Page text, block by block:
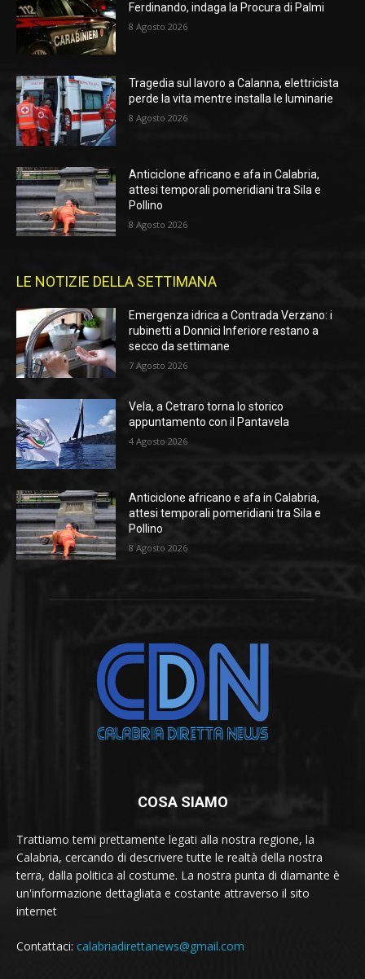
Ferdinando, indaga la Procura di Palmi
8 Agosto 2026
Tragedia sul lavoro a Calanna, elettricista
perde la vita mentre installa le luminarie
8 Agosto 2026
Anticiclone africano e afa in Calabria,
attesi temporali pomeridiani tra Sila e
Pollino
8 Agosto 2026
LE NOTIZIE DELLA SETTIMANA
Emergenza idrica a Contrada Verzano: i
rubinetti a Donnici Inferiore restano a
secco da settimane
7 Agosto 2026
Vela, a Cetraro torna lo storico
appuntamento con il Pantavela
4 Agosto 2026
Anticiclone africano e afa in Calabria,
attesi temporali pomeridiani tra Sila e
Pollino
8 Agosto 2026
COSA SIAMO
Trattiamo temi prettamente legati alla nostra regione, la
Calabria, cercando di descrivere tutte le realtà della nostra
terra, dalla politica al costume. La nostra punta di diamante è
un'informazione dettagliata e costante attraverso il sito
internet
Contattaci: calabriadirettanews@gmail.com